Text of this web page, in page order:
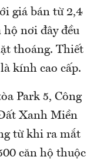
giá bán từ 2,4
hộ nơi đây đều
thoáng. Thiết
kính cao cấp.
Park 5, Công
Xanh Miền
từ khi ra mắt
căn hộ thuộc